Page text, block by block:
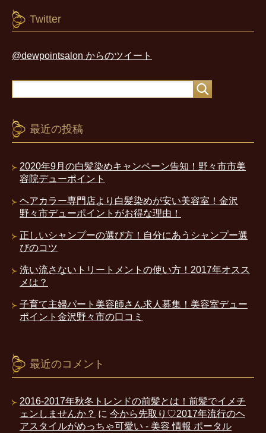
Twitter
@dewpointsalon からのツイート
最近の投稿
2020年9月の白髪染めキャンペーン告知！野々市市美
容院デューポイント
ヘアカラー専門店より白髪染めが安い美容室！金沢
野々市デューポイントがお得な理由！
正しいシャンプーの選び方！自分にあうシャンプー選
びのコツ
洗い流さないトリートメントの使い方！2017年オスス
メは？
子育て主婦パート美容師さん求人募集！美容室デュー
ポイント金沢野々市の口コミ
最近のコメント
2016-2017年秋冬トレンドの前髪とは！前髪でイメチ
ェンしませんか？ に 今から先取り♡2017年流行のヘ
アスタイルがめっちゃ可愛い - 美容 情報 ポータル